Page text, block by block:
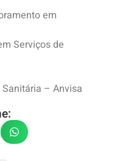
em
Serviços de
– Anvisa